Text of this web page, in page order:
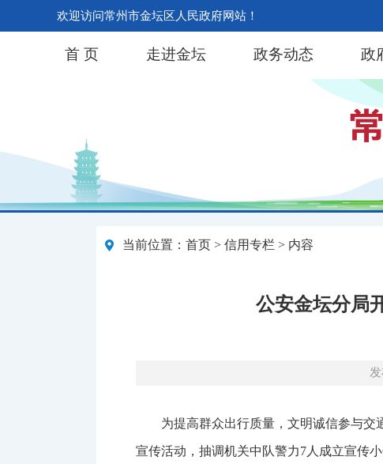
欢迎访问常州市金坛区人民政府网站！
首 页 走进金坛 政务动态 政
当前位置： 首页 > 信用专栏 > 内容
公安金坛分局
为提高群众出行质量，文明诚信参与
宣传活动，抽调机关中队警力7人成立宣传